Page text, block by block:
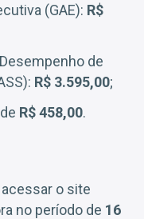
(GAE): R$
de
R$ 3.595,00;
R$ 458,00.
o site
no período de 16